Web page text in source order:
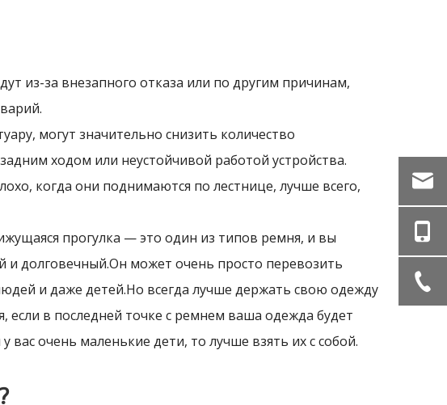
из-за внезапного отказа или по другим причинам,
могут значительно снизить количество
ходом или неустойчивой работой устройства.
когда они поднимаются по лестнице, лучше всего,
прогулка — это один из типов ремня, и вы
и долговечный.Он может очень просто перевозить
и даже детей.Но всегда лучше держать свою одежду
в последней точке с ремнем ваша одежда будет
очень маленькие дети, то лучше взять их с собой.